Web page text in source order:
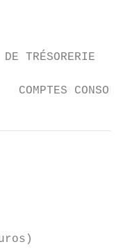
TRÉSORERIE
COMPTES